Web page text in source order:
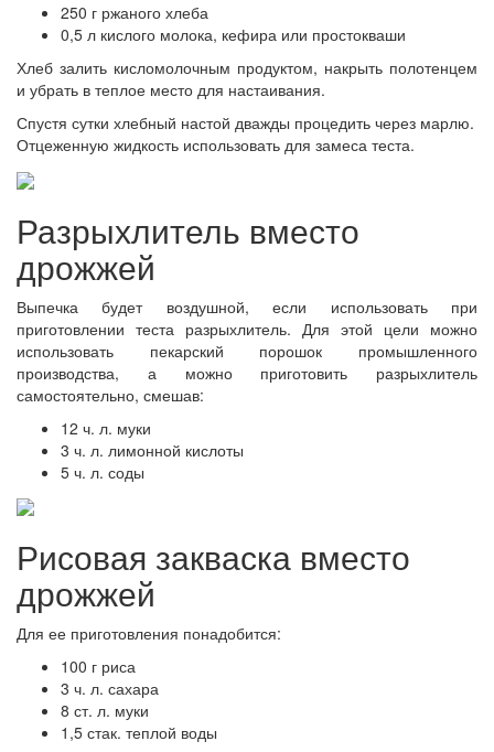
250 г ржаного хлеба
0,5 л кислого молока, кефира или простокваши
Хлеб залить кисломолочным продуктом, накрыть полотенцем
и убрать в теплое место для настаивания.
Спустя сутки хлебный настой дважды процедить через марлю.
Отцеженную жидкость использовать для замеса теста.
Разрыхлитель вместо
дрожжей
Выпечка будет воздушной, если использовать при
приготовлении теста разрыхлитель. Для этой цели можно
использовать пекарский порошок промышленного
производства, а можно приготовить разрыхлитель
самостоятельно, смешав:
12 ч. л. муки
3 ч. л. лимонной кислоты
5 ч. л. соды
Рисовая закваска вместо
дрожжей
Для ее приготовления понадобится:
100 г риса
3 ч. л. сахара
8 ст. л. муки
1,5 стак. теплой воды